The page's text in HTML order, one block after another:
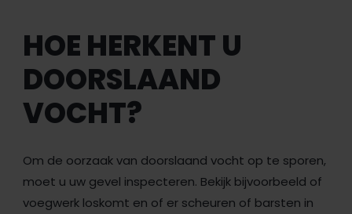
HOE HERKENT U
DOORSLAAND
VOCHT?
Om de oorzaak van doorslaand vocht op te sporen,
moet u uw gevel inspecteren. Bekijk bijvoorbeeld of
voegwerk loskomt en of er scheuren of barsten in